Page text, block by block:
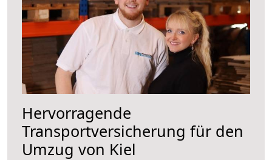
Hervorragende
Transportversicherung für den
Umzug von Kiel